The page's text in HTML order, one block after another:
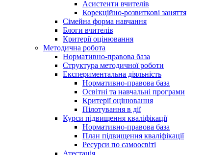
Асистенти вчителів
Корекційно-розвиткові заняття
Сімейна форма навчання
Блоги вчителів
Критерії оцінювання
Методична робота
Нормативно-правова база
Структура методичної роботи
Експериментальна діяльність
Нормативно-правова база
Освітні та навчальні програми
Критерії оцінювання
Пілотування в дії
Курси підвищення кваліфікації
Нормативно-правова база
План підвищення кваліфікації
Ресурси по самоосвіті